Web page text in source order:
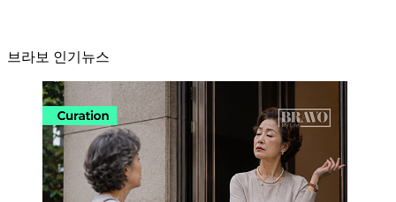
브라보 인기뉴스